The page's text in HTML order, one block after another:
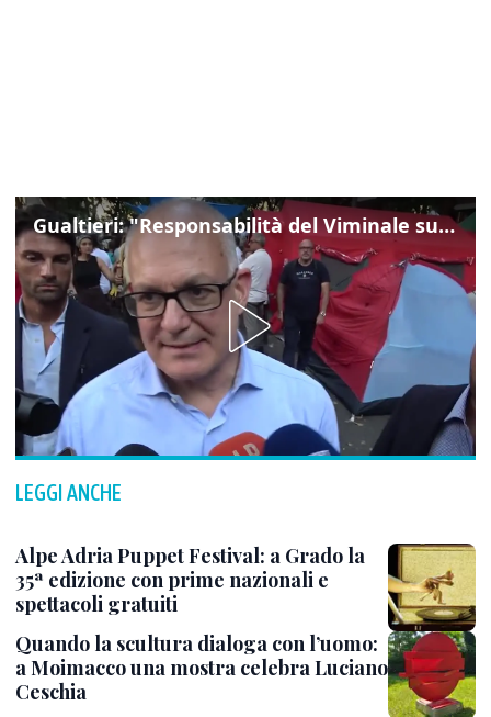
Gualtieri: "Responsabilità del Viminale su Spin Time? La posizione dei partiti è nota"
LEGGI ANCHE
Alpe Adria Puppet Festival: a Grado la
35ª edizione con prime nazionali e
spettacoli gratuiti
Quando la scultura dialoga con l’uomo:
a Moimacco una mostra celebra Luciano
Ceschia